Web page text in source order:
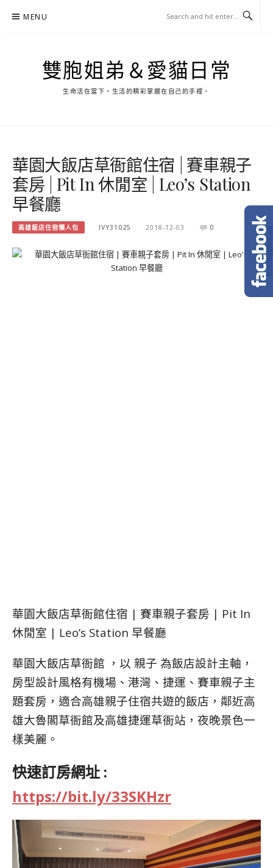
MENU
雙胞姐弟＆愛貓日常
生命活在當下，生活的精彩掌握在自己的手裡。
華園大飯店草衙館住宿 | 賽車親子
套房 | Pit In 休閒室 | Leo’s Station
早餐廳
高雄飯店住宿懶人包 IVY31025 2018-12-03 0
華園大飯店草衙館住宿 | 賽車親子套房 | Pit In
休閒室 | Leo’s Station 早餐廳
華園大飯店草衙館 ，以 親子 為飯店設計主軸，
房型設計風格有機場、港灣、捷運、賽車親子主
題套房，適合高雄親子住宿共遊的飯店，鄰近高
雄大魯閣草衙館及高雄捷運草衙站，夜晚景色一
樣美麗。
快速訂房網址 :
https://bit.ly/33SKHzr